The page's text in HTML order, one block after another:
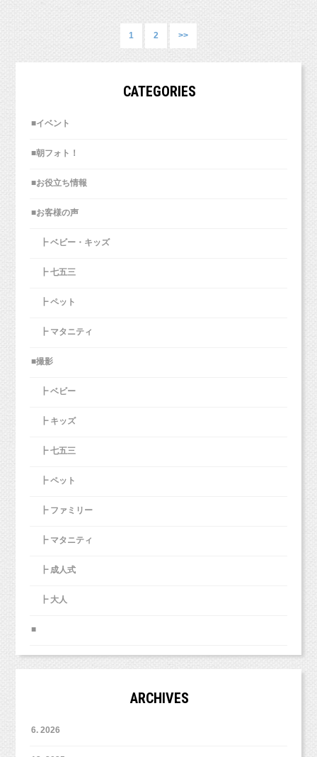
皆さま、またぜひご参加くださいね！！お
待ちしています♪
オリジナルプランのデータコースは背景3つまで
（台紙コースは2つまで）
それぞれの背景でお着替えもOKです！
お気に入りのお洋服で撮影しましょう！！
す。）
スプーンもいつも使ってるお気に入りのものを
スタジオにもありますが、食べてくれるかちょ
しれないです！
ださいね。
ラベンダーは2019年の新しい背景です♪
す。
2018年はネイビーでしっかりした色合いでした
えて素敵なんですよ（＾＾＊）
まだやっぱり赤ちゃんぽさがあったりする3歳の
男の子。
マタニティライフでやっておきたいこと！な
色んなところにお出かけしたり、ベビーグッズ
を手作りしたりなどなど、
っている方も
いるんではないでしょうか！
マタニティフォトにも色々な雰囲気の写真があ
ご夫婦のお好みの雰囲気のスタジオを探して撮
影したいですよね。
が、
と呼ばれています。）
昨日も今日も暖かくてお出かけ日和ですね（＾
ので、
イースター撮影会4月21日（日
曜日）
https://www.studiomilk.jp/news_dtl/entry/796
しなくなりますよね・・・・（＞＜；）
撮影する本人が嫌がったりすることも多いです
1 2 >>
CATEGORIES
■イベント
■朝フォト！
■お役立ち情報
■お客様の声
┣ ベビー・キッズ
┣ 七五三
┣ ペット
┣ マタニティ
■撮影
┣ ベビー
┣ キッズ
┣ 七五三
┣ ペット
┣ ファミリー
┣ マタニティ
┣ 成人式
┣ 大人
■
ARCHIVES
6. 2026